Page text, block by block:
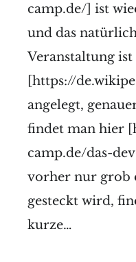
camp.de/] ist
und das
Veranstaltung
[https://
angelegt,
findet man hier
camp.de/das-
vorher nur grob
gesteckt wird,
kurze…